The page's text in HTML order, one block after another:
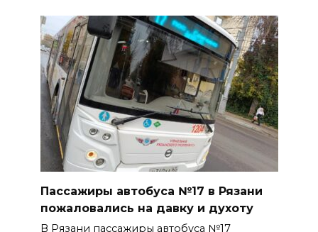
Пассажиры автобуса №17 в Рязани
пожаловались на давку и духоту
В Рязани пассажиры автобуса №17